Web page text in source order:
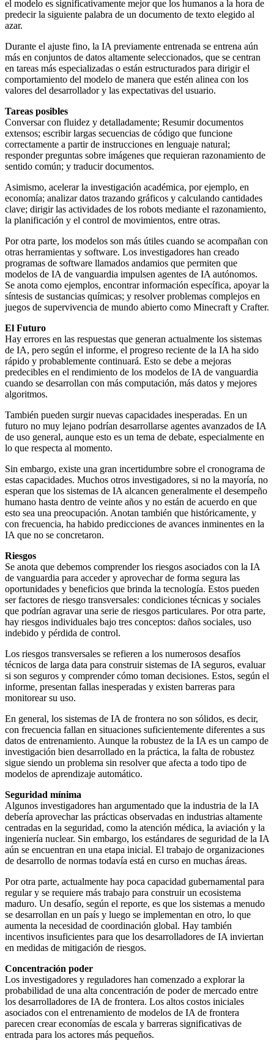
el modelo es significativamente mejor que los humanos a la hora de
predecir la siguiente palabra de un documento de texto elegido al
azar.
Durante el ajuste fino, la IA previamente entrenada se entrena aún
más en conjuntos de datos altamente seleccionados, que se centran
en tareas más especializadas o están estructurados para dirigir el
comportamiento del modelo de manera que estén alinea con los
valores del desarrollador y las expectativas del usuario.
Tareas posibles
Conversar con fluidez y detalladamente; Resumir documentos
extensos; escribir largas secuencias de código que funcione
correctamente a partir de instrucciones en lenguaje natural;
responder preguntas sobre imágenes que requieran razonamiento de
sentido común; y traducir documentos.
Asimismo, acelerar la investigación académica, por ejemplo, en
economía; analizar datos trazando gráficos y calculando cantidades
clave; dirigir las actividades de los robots mediante el razonamiento,
la planificación y el control de movimientos, entre otras.
Por otra parte, los modelos son más útiles cuando se acompañan con
otras herramientas y software. Los investigadores han creado
programas de software llamados andamios que permiten que
modelos de IA de vanguardia impulsen agentes de IA autónomos.
Se anota como ejemplos, encontrar información específica, apoyar la
síntesis de sustancias químicas; y resolver problemas complejos en
juegos de supervivencia de mundo abierto como Minecraft y Crafter.
El Futuro
Hay errores en las respuestas que generan actualmente los sistemas
de IA, pero según el informe, el progreso reciente de la IA ha sido
rápido y probablemente continuará. Esto se debe a mejoras
predecibles en el rendimiento de los modelos de IA de vanguardia
cuando se desarrollan con más computación, más datos y mejores
algoritmos.
También pueden surgir nuevas capacidades inesperadas. En un
futuro no muy lejano podrían desarrollarse agentes avanzados de IA
de uso general, aunque esto es un tema de debate, especialmente en
lo que respecta al momento.
Sin embargo, existe una gran incertidumbre sobre el cronograma de
estas capacidades. Muchos otros investigadores, si no la mayoría, no
esperan que los sistemas de IA alcancen generalmente el desempeño
humano hasta dentro de veinte años y no están de acuerdo en que
esto sea una preocupación. Anotan también que históricamente, y
con frecuencia, ha habido predicciones de avances inminentes en la
IA que no se concretaron.
Riesgos
Se anota que debemos comprender los riesgos asociados con la IA
de vanguardia para acceder y aprovechar de forma segura las
oportunidades y beneficios que brinda la tecnología. Estos pueden
ser factores de riesgo transversales: condiciones técnicas y sociales
que podrían agravar una serie de riesgos particulares. Por otra parte,
hay riesgos individuales bajo tres conceptos: daños sociales, uso
indebido y pérdida de control.
Los riesgos transversales se refieren a los numerosos desafíos
técnicos de larga data para construir sistemas de IA seguros, evaluar
si son seguros y comprender cómo toman decisiones. Estos, según el
informe, presentan fallas inesperadas y existen barreras para
monitorear su uso.
En general, los sistemas de IA de frontera no son sólidos, es decir,
con frecuencia fallan en situaciones suficientemente diferentes a sus
datos de entrenamiento. Aunque la robustez de la IA es un campo de
investigación bien desarrollado en la práctica, la falta de robustez
sigue siendo un problema sin resolver que afecta a todo tipo de
modelos de aprendizaje automático.
Seguridad mínima
Algunos investigadores han argumentado que la industria de la IA
debería aprovechar las prácticas observadas en industrias altamente
centradas en la seguridad, como la atención médica, la aviación y la
ingeniería nuclear. Sin embargo, los estándares de seguridad de la IA
aún se encuentran en una etapa inicial. El trabajo de organizaciones
de desarrollo de normas todavía está en curso en muchas áreas.
Por otra parte, actualmente hay poca capacidad gubernamental para
regular y se requiere más trabajo para construir un ecosistema
maduro. Un desafío, según el reporte, es que los sistemas a menudo
se desarrollan en un país y luego se implementan en otro, lo que
aumenta la necesidad de coordinación global. Hay también
incentivos insuficientes para que los desarrolladores de IA inviertan
en medidas de mitigación de riesgos.
Concentración poder
Los investigadores y reguladores han comenzado a explorar la
probabilidad de una alta concentración de poder de mercado entre
los desarrolladores de IA de frontera. Los altos costos iniciales
asociados con el entrenamiento de modelos de IA de frontera
parecen crear economías de escala y barreras significativas de
entrada para los actores más pequeños.